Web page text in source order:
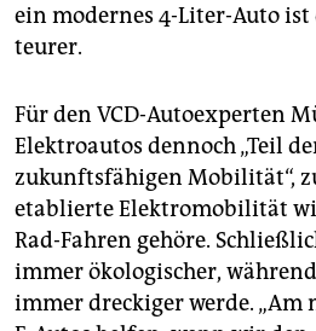
ein modernes 4-Liter-Auto
teurer.
Für den VCD-Autoexperten
Elektroautos dennoch „Teil
zukunftsfähigen Mobilität“,
etablierte Elektromobilität
Rad-Fahren gehöre.
immer ökologischer,
immer dreckiger werde. „Am